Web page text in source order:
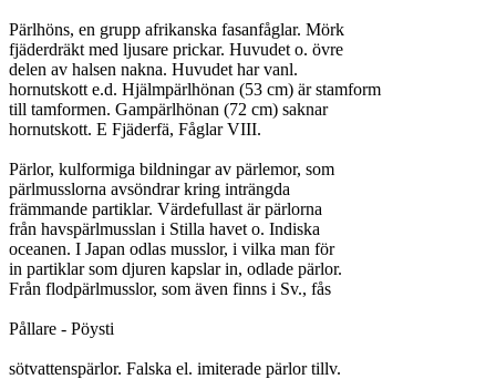
Pärlhöns, en grupp afrikanska fasanfåglar. Mörk
fjäderdräkt med ljusare prickar. Huvudet o. övre
delen av halsen nakna. Huvudet har vanl.
hornutskott e.d. Hjälmpärlhönan (53 cm) är stamform
till tamformen. Gampärlhönan (72 cm) saknar
hornutskott. E Fjäderfä, Fåglar VIII.
Pärlor, kulformiga bildningar av pärlemor, som
pärlmusslorna avsöndrar kring inträngda
främmande partiklar. Värdefullast är pärlorna
från havspärlmusslan i Stilla havet o. Indiska
oceanen. I Japan odlas musslor, i vilka man för
in partiklar som djuren kapslar in, odlade pärlor.
Från flodpärlmusslor, som även finns i Sv., fås
Pållare - Pöysti
sötvattenspärlor. Falska el. imiterade pärlor tillv.